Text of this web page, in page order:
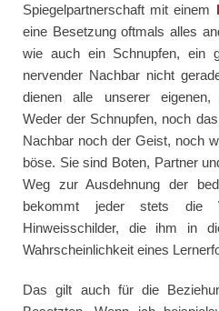
Spiegelpartnerschaft mit einem
eine Besetzung oftmals alles
wie auch ein Schnupfen, ein
nervender Nachbar nicht
dienen alle unserer eigenen,
Weder der Schnupfen, noch
Nachbar noch der Geist, noch
böse. Sie sind Boten, Partner
Weg zur Ausdehnung der
bekommt jeder stets die
Hinweisschilder, die ihm in
Wahrscheinlichkeit eines
Das gilt auch für die